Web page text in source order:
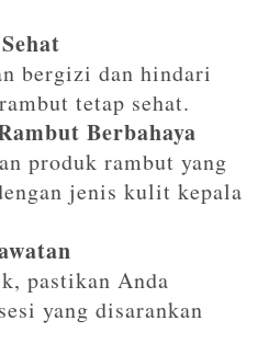
bergizi dan hindari
tetap sehat.
Berbahaya
produk rambut yang
jenis kulit kepala
pastikan Anda
yang disarankan